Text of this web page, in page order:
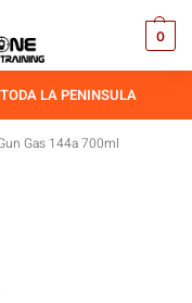
0
LA PENINSULA
Gas 144a 700ml